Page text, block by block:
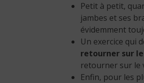
Petit à petit,
jambes et ses
évidemment
Un exercice qui
retourner sur
retourner sur le
Enfin, pour les